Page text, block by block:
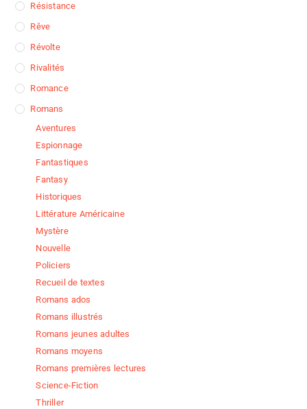
Résistance
Rêve
Révolte
Rivalités
Romance
Romans
Aventures
Espionnage
Fantastiques
Fantasy
Historiques
Littérature Américaine
Mystère
Nouvelle
Policiers
Recueil de textes
Romans ados
Romans illustrés
Romans jeunes adultes
Romans moyens
Romans premières lectures
Science-Fiction
Thriller